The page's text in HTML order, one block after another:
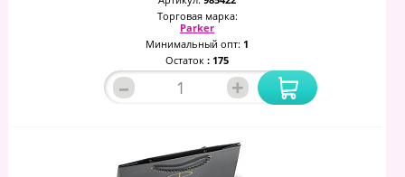
Торговая марка:
Parker
Минимальный опт: 1
Остаток : 175
– +